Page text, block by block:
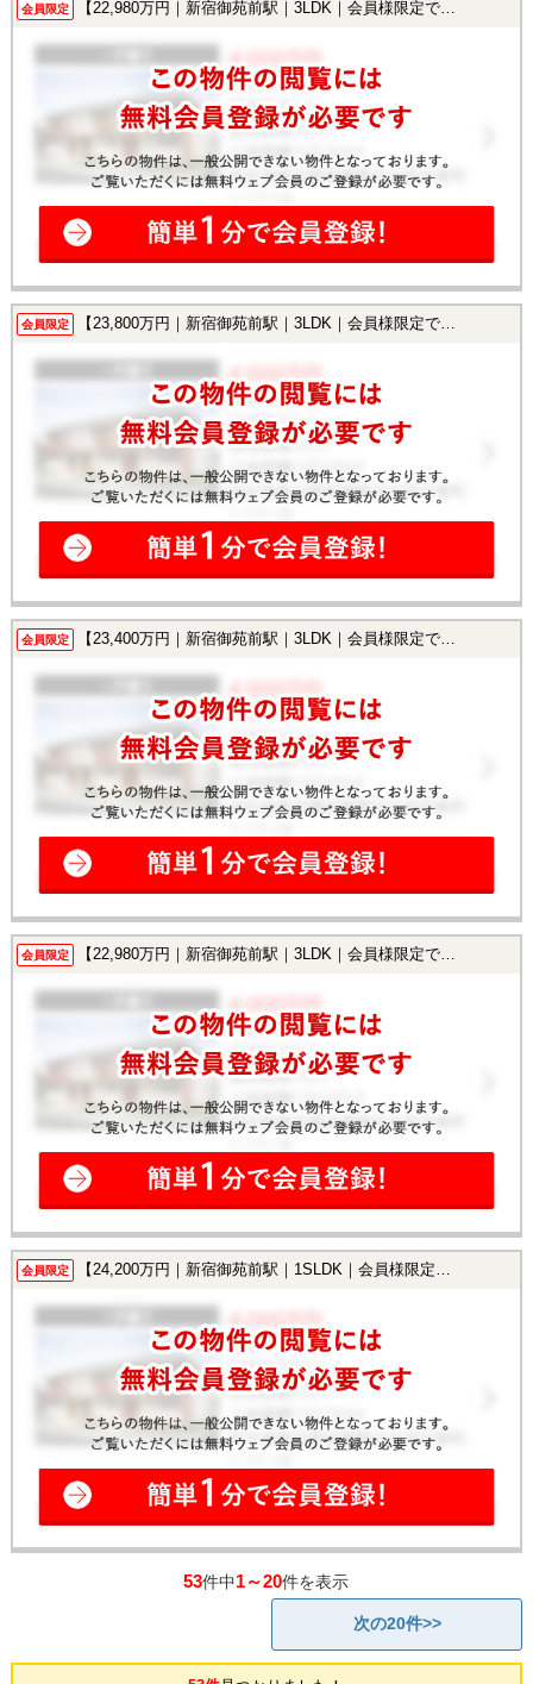
会員限定 【22,980万円｜新宿御苑前駅｜3LDK｜会員様限定で公開中！】
会員限定 【23,800万円｜新宿御苑前駅｜3LDK｜会員様限定で公開中！】
会員限定 【23,400万円｜新宿御苑前駅｜3LDK｜会員様限定で公開中！】
会員限定 【22,980万円｜新宿御苑前駅｜3LDK｜会員様限定で公開中！】
会員限定 【24,200万円｜新宿御苑前駅｜1SLDK｜会員様限定で公開中！】
53件中1～20件を表示
次の20件>>